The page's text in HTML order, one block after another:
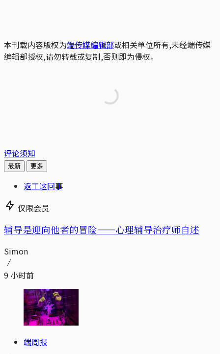
本刊载内容版权为端传媒编辑部或相关单位所有,未经端传媒
编辑部授权,请勿转载或复制,否则即为侵权。
评论须知
最新 更多
返工这回事
仅限会员
辅导是迎向他者的冒险——心理辅导治疗师自述
Simon
9 小时前
端周报